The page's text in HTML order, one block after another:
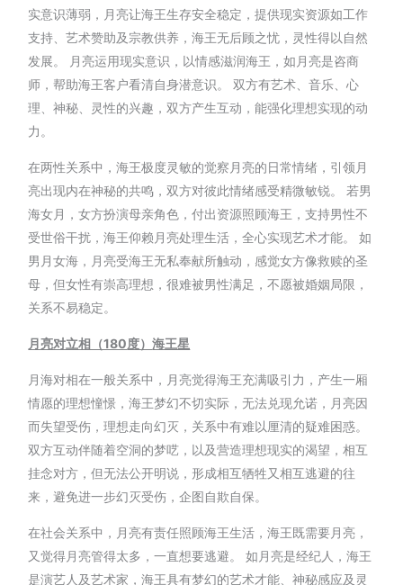
实意识薄弱，月亮让海王生存安全稳定，提供现实资源如工作
支持、艺术赞助及宗教供养，海王无后顾之忧，灵性得以自然
发展。 月亮运用现实意识，以情感滋润海王，如月亮是咨商
师，帮助海王客户看清自身潜意识。 双方有艺术、音乐、心
理、神秘、灵性的兴趣，双方产生互动，能强化理想实现的动
力。
在两性关系中，海王极度灵敏的觉察月亮的日常情绪，引领月
亮出现内在神秘的共鸣，双方对彼此情绪感受精微敏锐。 若男
海女月，女方扮演母亲角色，付出资源照顾海王，支持男性不
受世俗干扰，海王仰赖月亮处理生活，全心实现艺术才能。 如
男月女海，月亮受海王无私奉献所触动，感觉女方像救赎的圣
母，但女性有崇高理想，很难被男性满足，不愿被婚姻局限，
关系不易稳定。
月亮对立相（180度）海王星
月海对相在一般关系中，月亮觉得海王充满吸引力，产生一厢
情愿的理想憧憬，海王梦幻不切实际，无法兑现允诺，月亮因
而失望受伤，理想走向幻灭，关系中有难以厘清的疑难困惑。
双方互动伴随着空洞的梦呓，以及营造理想现实的渴望，相互
挂念对方，但无法公开明说，形成相互牺牲又相互逃避的往
来，避免进一步幻灭受伤，企图自欺自保。
在社会关系中，月亮有责任照顾海王生活，海王既需要月亮，
又觉得月亮管得太多，一直想要逃避。 如月亮是经纪人，海王
是演艺人及艺术家，海王具有梦幻的艺术才能、神秘感应及灵